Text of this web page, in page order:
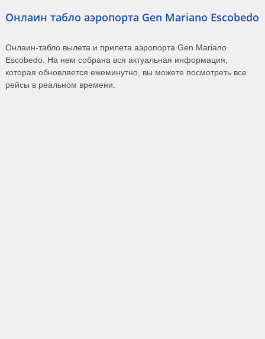
Онлаин табло аэропорта Gen Mariano Escobedo
Онлаин-табло вылета и прилета аэропорта Gen Mariano
Escobedo. На нем собрана вся актуальная информация,
которая обновляется ежеминутно, вы можете посмотреть все
рейсы в реальном времени.